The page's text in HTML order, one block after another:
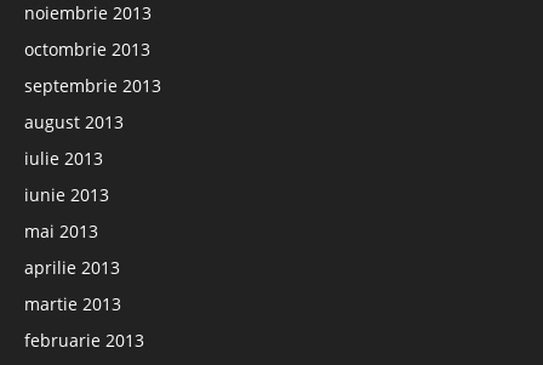
noiembrie 2013
octombrie 2013
septembrie 2013
august 2013
iulie 2013
iunie 2013
mai 2013
aprilie 2013
martie 2013
februarie 2013